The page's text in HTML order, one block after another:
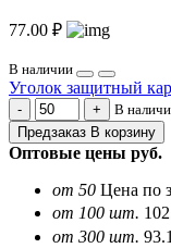
77.00 ₽
В наличии
Уголок защитный
В
Предзаказ В корзину
Оптовые цены руб.
от 50 Цена по
от 100 шт.
от 300 шт.